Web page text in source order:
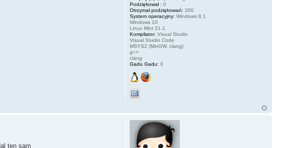
Podziękował : 0
Otrzymał podziękowań: 200
System operacyjny: Windows 8.1
Windows 10
Linux Mint 21.1
Kompilator: Visual Studio
Visual Studio Code
MSYS2 (MinGW, clang)
g++
clang
Gadu Gadu: 0
ten sam